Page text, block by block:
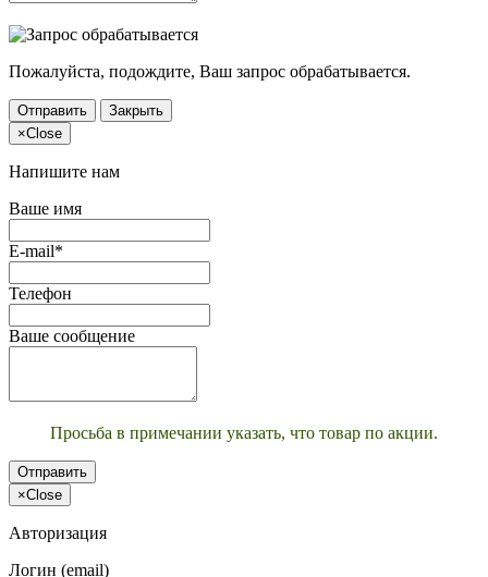
Пожалуйста, подождите, Ваш запрос обрабатывается.
Отправить
Закрыть
×Close
Напишите нам
Ваше имя
E-mail*
Телефон
Ваше сообщение
Просьба в примечании указать, что товар по акции.
Отправить
×Close
Авторизация
Логин (email)